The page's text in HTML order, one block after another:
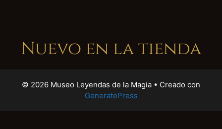
Nuevo en la tienda
© 2026 Museo Leyendas de la Magia • Creado con
GeneratePress